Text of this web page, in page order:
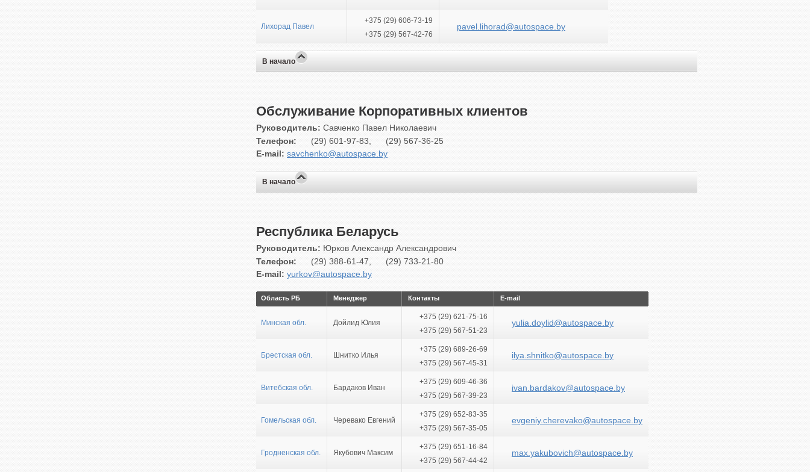
Лихорад Павел
+375 (29) 606-73-19
+375 (29) 567-42-76
pavel.lihorad@autospace.by
В начало
Обслуживание Корпоративных клиентов
Руководитель: Савченко Павел Николаевич
Телефон:
(29) 601-97-83,
(29) 567-36-25
E-mail: savchenko@autospace.by
В начало
Республика Беларусь
Руководитель: Юрков Александр Александрович
Телефон:
(29) 388-61-47,
(29) 733-21-80
E-mail: yurkov@autospace.by
Область РБ Менеджер Контакты E-mail
Минская обл. Дойлид Юлия
+375 (29) 621-75-16
+375 (29) 567-51-23
yulia.doylid@autospace.by
Брестская обл. Шнитко Илья
+375 (29) 689-26-69
+375 (29) 567-45-31
ilya.shnitko@autospace.by
Витебская обл. Бардаков Иван
+375 (29) 609-46-36
+375 (29) 567-39-23
ivan.bardakov@autospace.by
Гомельская обл. Черевако Евгений
+375 (29) 652-83-35
+375 (29) 567-35-05
evgeniy.cherevako@autospace.by
Гродненская обл. Якубович Максим
+375 (29) 651-16-84
+375 (29) 567-44-42
max.yakubovich@autospace.by